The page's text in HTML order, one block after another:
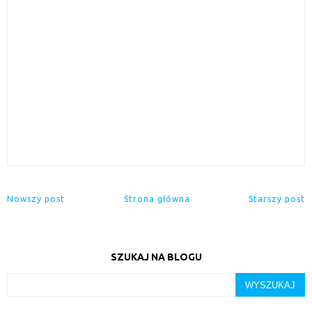
Nowszy post Starszy post
Strona główna
SZUKAJ NA BLOGU